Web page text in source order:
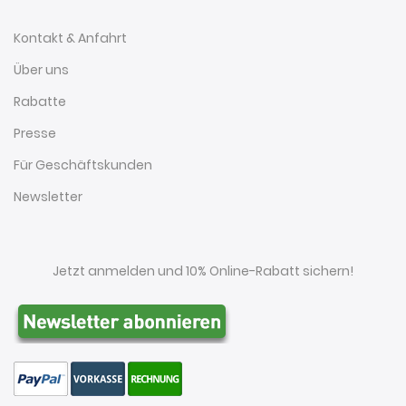
Kontakt & Anfahrt
Über uns
Rabatte
Presse
Für Geschäftskunden
Newsletter
Jetzt anmelden und 10% Online-Rabatt sichern!